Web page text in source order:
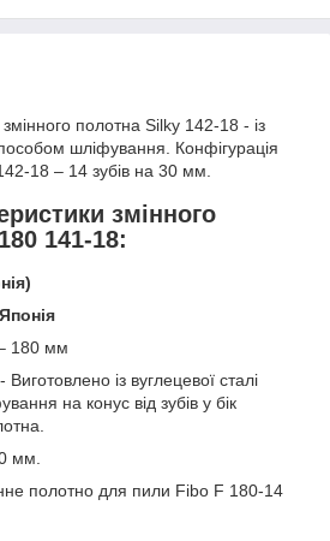
полотна Silky 142-18 - із
шліфування. Конфігурація
18 – 14 зубів на 30 мм.
змінного
141-18:
Японія
180 мм
із вуглецевої сталі
на конус від зубів у бік
мм.
полотно для пили Fibo F 180-14